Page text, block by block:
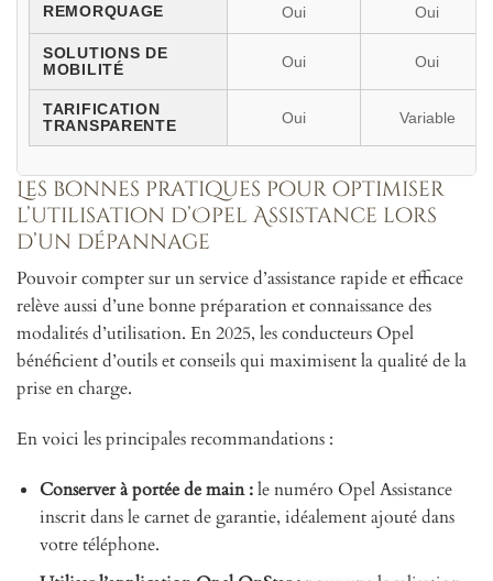
REMORQUAGE Oui Oui
SOLUTIONS DE
MOBILITÉ
Oui Oui
TARIFICATION
TRANSPARENTE
Oui Variable
Les bonnes pratiques pour optimiser
l’utilisation d’Opel Assistance lors
d’un dépannage
Pouvoir compter sur un service d’assistance rapide et efficace
relève aussi d’une bonne préparation et connaissance des
modalités d’utilisation. En 2025, les conducteurs Opel
bénéficient d’outils et conseils qui maximisent la qualité de la
prise en charge.
En voici les principales recommandations :
Conserver à portée de main :le numéro Opel Assistance
inscrit dans le carnet de garantie, idéalement ajouté dans
votre téléphone.